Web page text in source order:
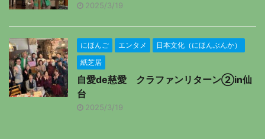
2025/3/19
にほんご エンタメ
日本文化（にほんぶんか）
紙芝居
自愛de慈愛 クラファンリターン②in仙
台
2025/3/19